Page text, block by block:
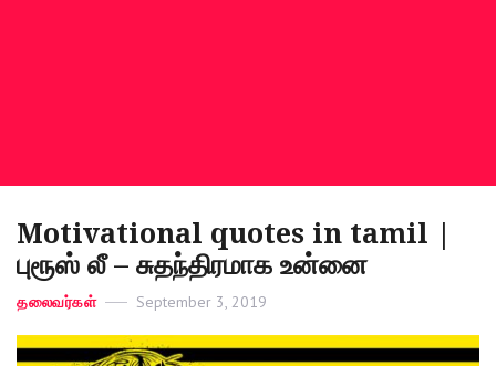
Motivational quotes in tamil |
புரூஸ் லீ – சுதந்திரமாக உன்னை
Categories
தலைவர்கள்
Posted
September 3, 2019